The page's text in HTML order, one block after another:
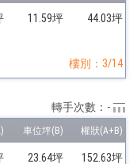
11.59坪 44.03坪
樓別：3/14
23.64坪 152.63坪
轉手次數：-